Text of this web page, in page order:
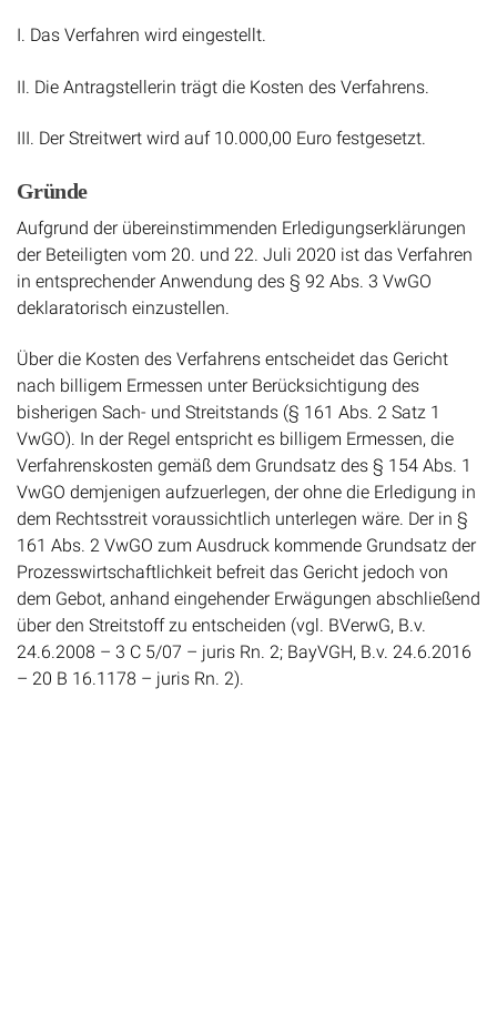
I. Das Verfahren wird eingestellt.
II. Die Antragstellerin trägt die Kosten des Verfahrens.
III. Der Streitwert wird auf 10.000,00 Euro festgesetzt.
Gründe
Aufgrund der übereinstimmenden Erledigungserklärungen
der Beteiligten vom 20. und 22. Juli 2020 ist das Verfahren
in entsprechender Anwendung des § 92 Abs. 3 VwGO
deklaratorisch einzustellen.
Über die Kosten des Verfahrens entscheidet das Gericht
nach billigem Ermessen unter Berücksichtigung des
bisherigen Sach- und Streitstands (§ 161 Abs. 2 Satz 1
VwGO). In der Regel entspricht es billigem Ermessen, die
Verfahrenskosten gemäß dem Grundsatz des § 154 Abs. 1
VwGO demjenigen aufzuerlegen, der ohne die Erledigung in
dem Rechtsstreit voraussichtlich unterlegen wäre. Der in §
161 Abs. 2 VwGO zum Ausdruck kommende Grundsatz der
Prozesswirtschaftlichkeit befreit das Gericht jedoch von
dem Gebot, anhand eingehender Erwägungen abschließend
über den Streitstoff zu entscheiden (vgl. BVerwG, B.v.
24.6.2008 – 3 C 5/07 – juris Rn. 2; BayVGH, B.v. 24.6.2016
– 20 B 16.1178 – juris Rn. 2).